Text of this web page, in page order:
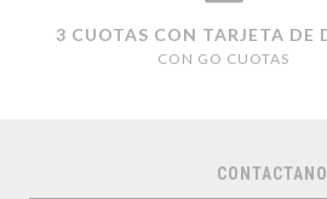
3 CUOTAS CON TARJETA DE
CON GO CUOTAS